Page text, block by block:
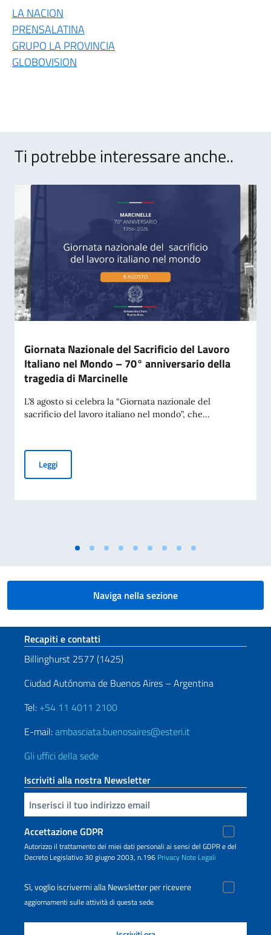
LA NACION
PRENSALATINA
GRUPO LA PROVINCIA
GLOBOVISION
Ti potrebbe interessare anche..
Giornata Nazionale del Sacrificio del Lavoro
Italiano nel Mondo – 70° anniversario della
tragedia di Marcinelle
L’8 agosto si celebra la “Giornata nazionale del
sacrificio del lavoro italiano nel mondo”, che...
LeggiGiornata Nazionale del Sacrificio del Lavoro Italiano nel
Naviga nella sezione
Sezione footer
Recapiti e contatti
Billinghurst 2577 (1425)
Ciudad Autónoma de Buenos Aires – Argentina
Tel: +54 11 4011 2100
E-mail:ambasciata.buenosaires@esteri.it
Gli uffici della sede
Iscriviti alla nostra Newsletter
Inserisci la tua email
Accettazione GDPR
Autorizzo il trattamento dei miei dati personali ai sensi del GDPR e del
Decreto Legislativo 30 giugno 2003, n.196 Privacy Note Legali
Sì, voglio iscrivermi alla Newsletter per ricevere
aggiornamenti sulle attività di questa sede